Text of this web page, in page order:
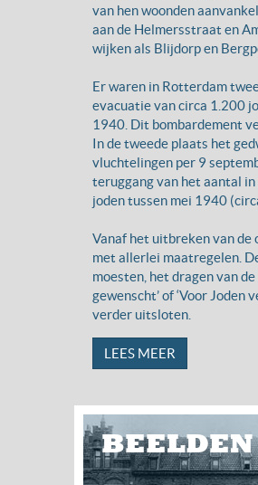
van hen woonden
aan de Helmersstraat en
wijken als Blijdorp en
Er waren in Rotterdam
evacuatie van circa 1.200
1940. Dit bombardement
In de tweede plaats het
vluchtelingen per 9
teruggang van het aantal
joden tussen mei 1940
Vanaf het uitbreken van de
met allerlei maatregelen.
moesten, het dragen van
gewenscht’ of ‘Voor Joden
verder uitsloten.
LEES MEER
BEELDEN